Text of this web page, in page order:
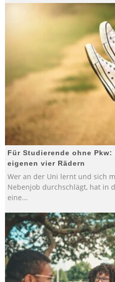
Für Studierende ohne Pkw:
eigenen vier Rädern
Wer an der Uni lernt und sich
Nebenjob durchschlägt, hat in
eine...